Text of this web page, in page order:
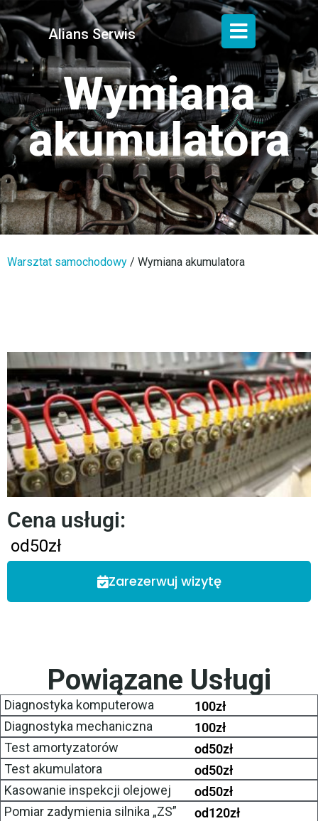
Alians Serwis
Wymiana
akumulatora
Warsztat samochodowy / Wymiana akumulatora
Cena usługi:
od50zł
Zarezerwuj wizytę
Powiązane Usługi
Diagnostyka komputerowa 100zł
Diagnostyka mechaniczna
100zł
Test amortyzatorów
od50zł
Test akumulatora
od50zł
Kasowanie inspekcji olejowej
od50zł
Pomiar zadymienia silnika „ZS”
od120zł